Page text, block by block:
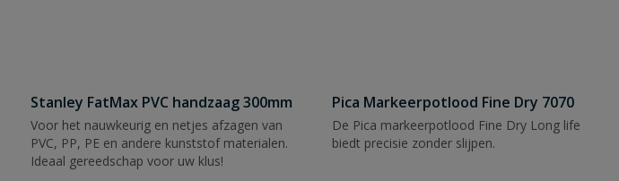
Stanley FatMax PVC handzaag 300mm
Voor het nauwkeurig en netjes afzagen van
PVC, PP, PE en andere kunststof materialen.
Ideaal gereedschap voor uw klus!
Pica Markeerpotlood Fine Dry 7070
De Pica markeerpotlood Fine Dry Long life
biedt precisie zonder slijpen.